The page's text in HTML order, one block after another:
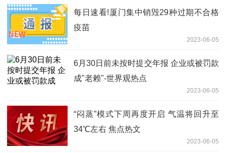
每日速看!厦门集中销毁29种过期不合格
疫苗
2023-06-05
6月30日前未按时提交年报 企业或被罚款
成"老赖"-世界观热点
2023-06-05
“闷蒸”模式下周再度开启 气温将回升至
34℃左右 焦点热文
2023-06-05